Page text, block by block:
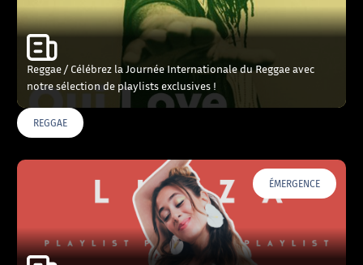
Reggae / Célébrez la Journée Internationale du Reggae avec
notre sélection de playlists exclusives !
REGGAE
ÉMERGENCE